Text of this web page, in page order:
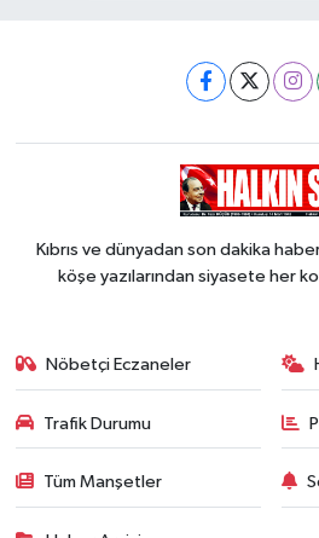
Kıbrıs ve dünyadan son dakika
köşe yazılarından siyasete her
Nöbetçi Eczaneler
Trafik Durumu
Tüm Manşetler